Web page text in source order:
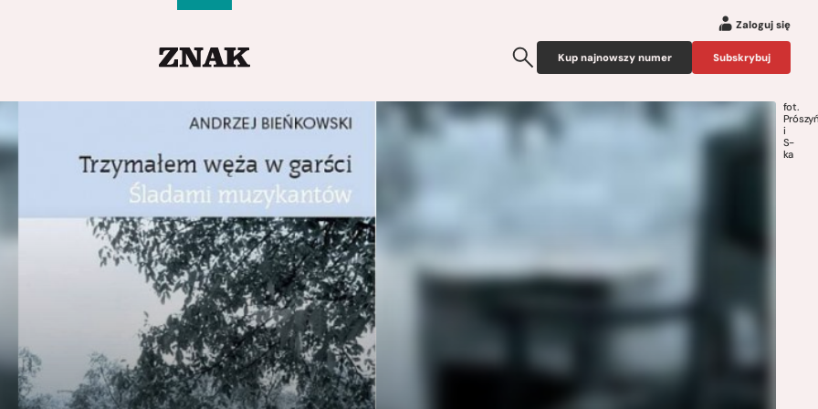
Zaloguj się
Kup najnowszy numer Subskrybuj
fot.
i
S-
ka